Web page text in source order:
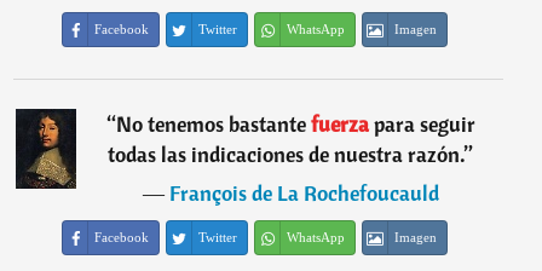
Facebook Twitter WhatsApp Imagen
“No tenemos bastantefuerzapara seguir
todas las indicaciones de nuestra razón.”
―François de La Rochefoucauld
Facebook Twitter WhatsApp Imagen